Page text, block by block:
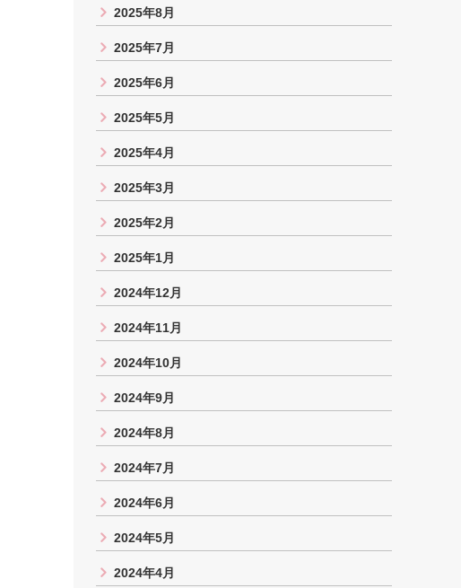
2025年8月
2025年7月
2025年6月
2025年5月
2025年4月
2025年3月
2025年2月
2025年1月
2024年12月
2024年11月
2024年10月
2024年9月
2024年8月
2024年7月
2024年6月
2024年5月
2024年4月